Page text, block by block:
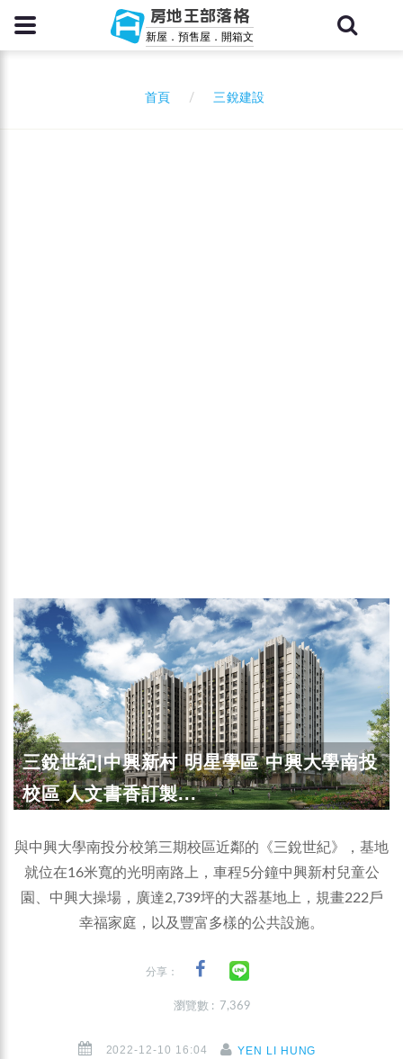
房地王部落格
新屋．預售屋．開箱文
首頁 三銳建設
三銳世紀|中興新村 明星學區 中興大學南投
校區 人文書香訂製...
與中興大學南投分校第三期校區近鄰的《三銳世紀》，基地
就位在16米寬的光明南路上，車程5分鐘中興新村兒童公
園、中興大操場，廣達2,739坪的大器基地上，規畫222戶
幸福家庭，以及豐富多樣的公共設施。
分享：
瀏覽數 : 7,369
2022-12-10 16:04 YEN LI HUNG